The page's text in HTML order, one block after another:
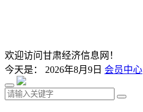
欢迎访问甘肃经济信息网！
今天是： 2026年8月9日 会员中心